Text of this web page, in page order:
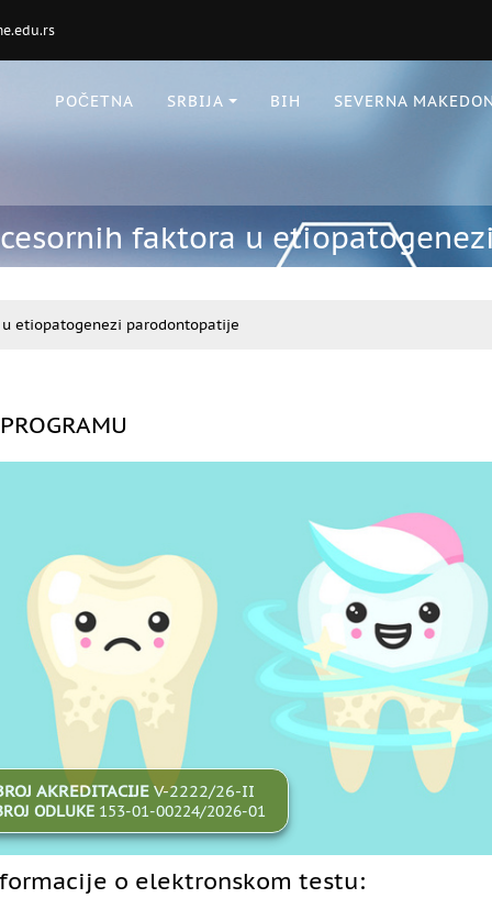
POČETNA SRBIJA BIH SEVERNA
faktora u
etiopatogenezi parodontopatije
AKREDITACIJE V-2222/26-II
ODLUKE 153-01-00224/2026-01
o elektronskom testu: